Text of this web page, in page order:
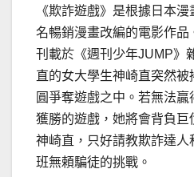
《欺詐遊戲》是根據日本
名暢銷漫畫改編的電影作
刊載於《週刊少年JUMP》
直的女大學生神崎直突然被
圓爭奪遊戲之中。若無法
獲勝的遊戲，她將會背負巨
神崎直，只好請教欺詐達
班無頼騙徒的挑戰。